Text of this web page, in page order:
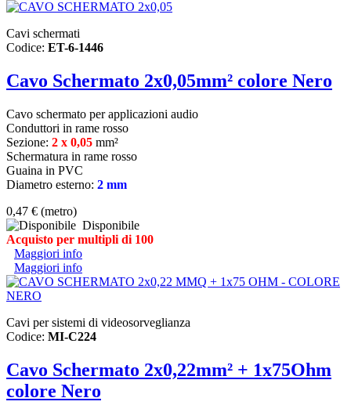
Cavi schermati
Codice: ET-6-1446
Cavo Schermato 2x0,05mm² colore Nero
Cavo schermato per applicazioni audio
Conduttori in rame rosso
Sezione: 2 x 0,05 mm²
Schermatura in rame rosso
Guaina in PVC
Diametro esterno: 2 mm
0,47 € (metro)
Disponibile
Acquisto per multipli di 100
Maggiori info
Maggiori info
Cavi per sistemi di videosorveglianza
Codice: MI-C224
Cavo Schermato 2x0,22mm² + 1x75Ohm
colore Nero